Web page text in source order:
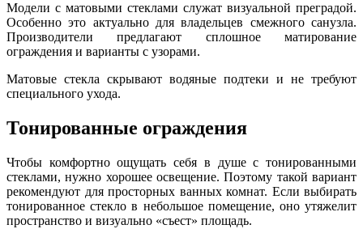
Модели с матовыми стеклами служат визуальной преградой.
Особенно это актуально для владельцев смежного санузла.
Производители предлагают сплошное матирование
ограждения и варианты с узорами.
Матовые стекла скрывают водяные подтеки и не требуют
специального ухода.
Тонированные ограждения
Чтобы комфортно ощущать себя в душе с тонированными
стеклами, нужно хорошее освещение. Поэтому такой вариант
рекомендуют для просторных ванных комнат. Если выбирать
тонированное стекло в небольшое помещение, оно утяжелит
пространство и визуально «съест» площадь.